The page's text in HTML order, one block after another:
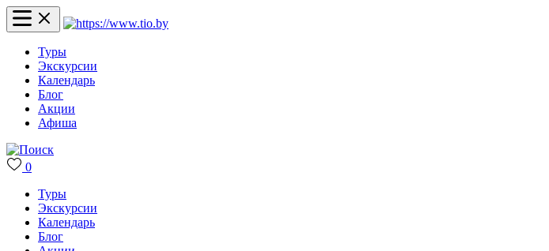
Туры
Экскурсии
Календарь
Блог
Акции
Афиша
0
Туры
Экскурсии
Календарь
Блог